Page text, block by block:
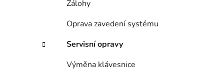
e
Zálohy
Oprava zavedení systému
Servisní opravy
Výměna klávesnice